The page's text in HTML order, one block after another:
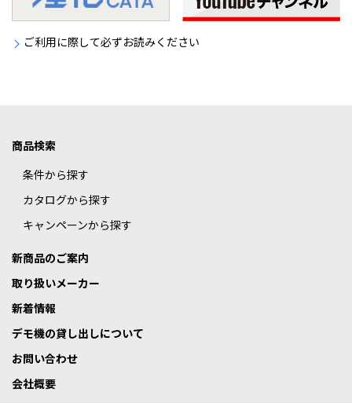
ご利用に際して必ずお読みください
商品検索
条件から探す
カタログから探す
キャンペーンから探す
新商品のご案内
取り扱いメーカー
新着情報
デモ機の貸し出しについて
お問い合わせ
会社概要